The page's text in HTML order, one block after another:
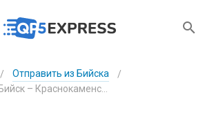
/ Отправить из Бийска
/